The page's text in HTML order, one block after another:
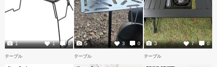
1 0
1 3 0
5 7 0
3
テーブル テーブル テーブル